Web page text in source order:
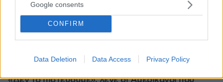
Google consents
CONFIRM
Data Deletion Data Access Privacy Policy